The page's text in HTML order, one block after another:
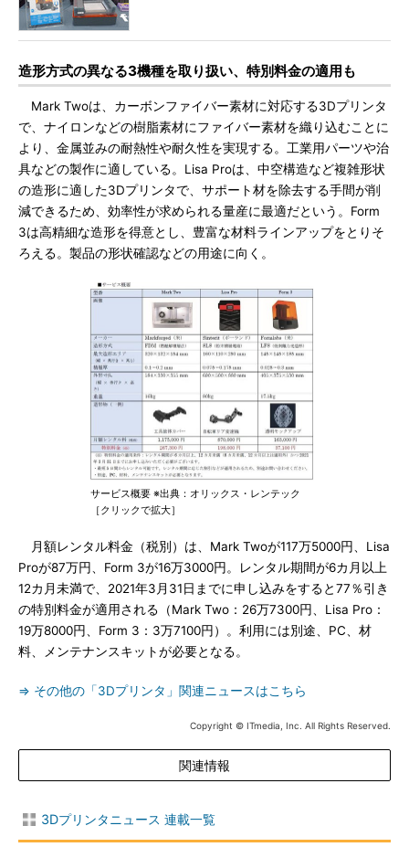
造形方式の異なる3機種を取り扱い、特別料金の適用も
Mark Twoは、カーボンファイバー素材に対応する3Dプリンタ
で、ナイロンなどの樹脂素材にファイバー素材を織り込むことに
より、金属並みの耐熱性や耐久性を実現する。工業用パーツや治
具などの製作に適している。Lisa Proは、中空構造など複雑形状
の造形に適した3Dプリンタで、サポート材を除去する手間が削
減できるため、効率性が求められる量産に最適だという。Form
3は高精細な造形を得意とし、豊富な材料ラインアップをとりそ
ろえる。製品の形状確認などの用途に向く。
サービス概要 ※出典：オリックス・レンテック
［クリックで拡大］
月額レンタル料金（税別）は、Mark Twoが117万5000円、Lisa
Proが87万円、Form 3が16万3000円。レンタル期間が6カ月以上
12カ月未満で、2021年3月31日までに申し込みをすると77％引き
の特別料金が適用される（Mark Two：26万7300円、Lisa Pro：
19万8000円、Form 3：3万7100円）。利用には別途、PC、材
料、メンテナンスキットが必要となる。
⇒ その他の「3Dプリンタ」関連ニュースはこちら
Copyright © ITmedia, Inc. All Rights Reserved.
関連情報
3Dプリンタニュース 連載一覧